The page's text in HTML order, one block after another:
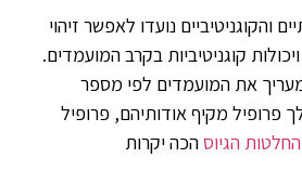
והקוגניטיביים נועדו לאפשר זיהוי
קוגניטיביות בקרב המועמדים.
את המועמדים לפי מספר
פרופיל מקיף אודותיהם, פרופיל
החלטות הגיוסהכה יקרות